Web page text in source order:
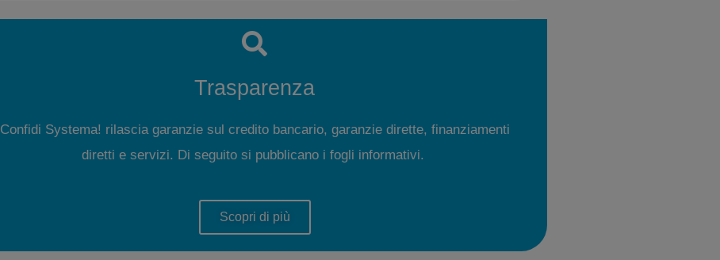
Trasparenza
Confidi Systema! rilascia garanzie sul credito bancario, garanzie dirette, finanziamenti
diretti e servizi. Di seguito si pubblicano i fogli informativi.
Scopri di più